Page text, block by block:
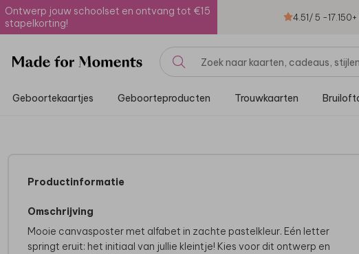
Ontwerp jouw schoolset en ontvang tot €15
stapelkorting!
4.51/ 5 -17.150
Geboortekaartjes Geboorteproducten Trouwkaarten
Productinformatie
Omschrijving
Mooie canvasposter met alfabet in zachte pastelkleur. Eén letter
springt eruit: het initiaal van jullie kleintje! Kies voor dit ontwerp en